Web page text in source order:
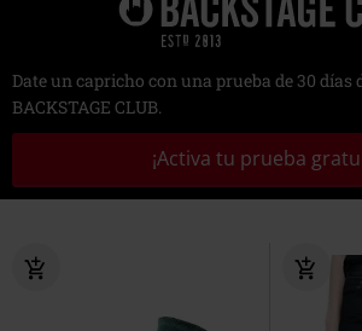
Date un capricho con una prueba de 30 días
BACKSTAGE CLUB.
¡Activa tu prueba